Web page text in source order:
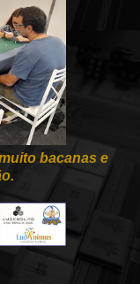
bacanas e